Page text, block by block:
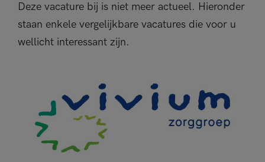
Deze vacature bij is niet meer actueel. Hieronder
staan enkele vergelijkbare vacatures die voor u
wellicht interessant zijn.